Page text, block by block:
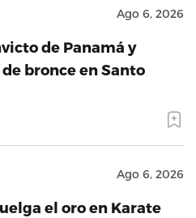
Ago 6, 2026
de Panamá y
bronce en Santo
Ago 6, 2026
el oro en Karate